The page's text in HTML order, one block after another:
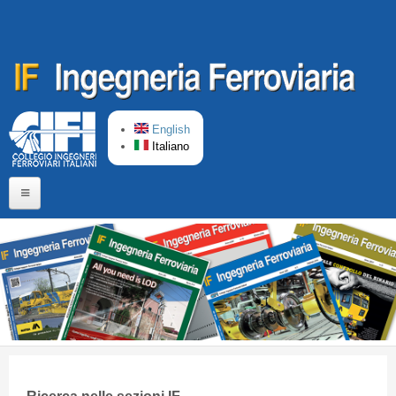
English
Italiano
Home
Chi siamo
Comitato di Redazione
CIFI in breve